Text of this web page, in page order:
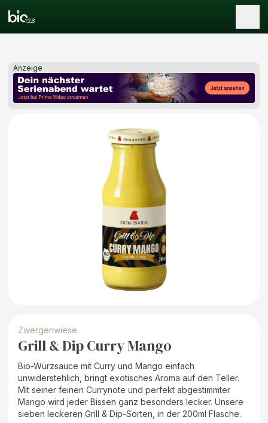
Anzeige
Zwergenwiese
Grill & Dip Curry Mango
Bio-Würzsauce mit Curry und Mango einfach
unwiderstehlich, bringt exotisches Aroma auf den Teller.
Mit seiner feinen Currynote und perfekt abgestimmter
Mango wird jeder Bissen ganz besonders lecker. Unsere
sieben leckeren Grill & Dip-Sorten, in der 200ml Flasche.